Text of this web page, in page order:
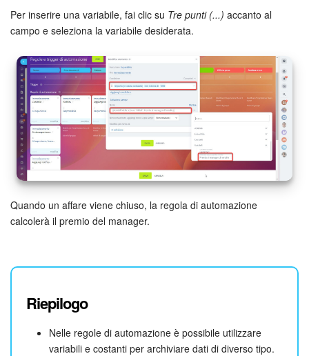
Per inserire una variabile, fai clic su Tre punti (...) accanto al
campo e seleziona la variabile desiderata.
Quando un affare viene chiuso, la regola di automazione
calcolerà il premio del manager.
Riepilogo
Nelle regole di automazione è possibile utilizzare
variabili e costanti per archiviare dati di diverso tipo.